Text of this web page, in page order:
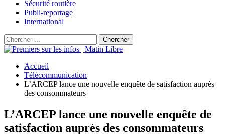
Sécurité routière
Publi-reportage
International
Accueil
Télécommunication
L’ARCEP lance une nouvelle enquête de satisfaction auprès
des consommateurs
L’ARCEP lance une nouvelle enquête de
satisfaction auprès des consommateurs